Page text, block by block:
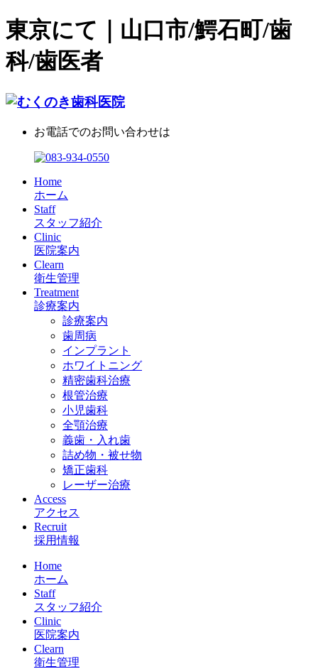
東京にて｜山口市/鰐石町/歯
科/歯医者
お電話でのお問い合わせは
Home
ホーム
Staff
スタッフ紹介
Clinic
医院案内
Clearn
衛生管理
Treatment
診療案内
診療案内
歯周病
インプラント
ホワイトニング
精密歯科治療
根管治療
小児歯科
全顎治療
義歯・入れ歯
詰め物・被せ物
矯正歯科
レーザー治療
Access
アクセス
Recruit
採用情報
Home
ホーム
Staff
スタッフ紹介
Clinic
医院案内
Clearn
衛生管理